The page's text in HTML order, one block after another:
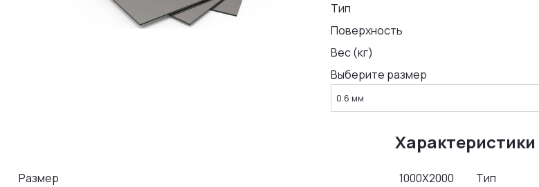
Тип
Поверхность
Вес (кг)
Выберите размер
0.6 мм
Характеристики
Размер 1000Х2000 Тип